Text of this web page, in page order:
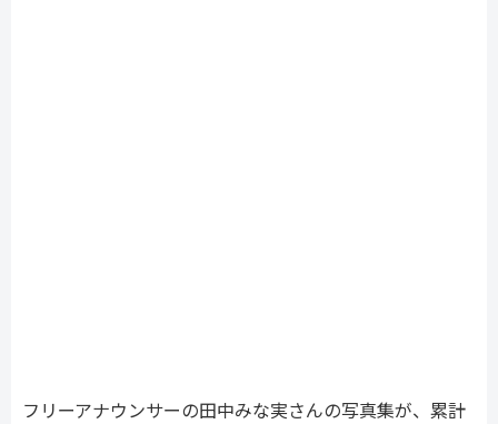
フリーアナウンサーの田中みな実さんの写真集が、累計